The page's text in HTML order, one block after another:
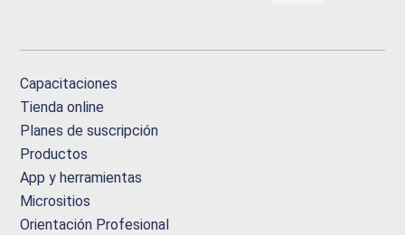
Capacitaciones
Tienda online
Planes de suscripción
Productos
App y herramientas
Micrositios
Orientación Profesional